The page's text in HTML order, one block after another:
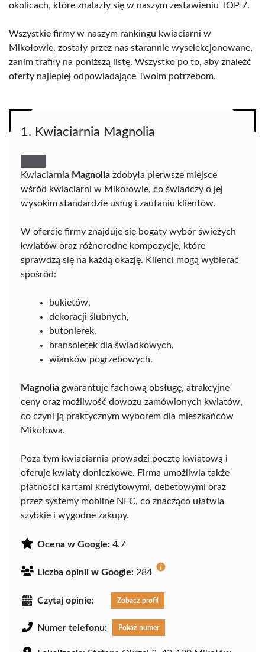
okolicach, które znalazły się w naszym zestawieniu TOP 7.
Wszystkie firmy w naszym rankingu kwiaciarni w
Mikołowie, zostały przez nas starannie wyselekcjonowane,
zanim trafiły na poniższą listę. Wszystko po to, aby znaleźć
oferty najlepiej odpowiadające Twoim potrzebom.
1. Kwiaciarnia Magnolia
Kwiaciarnia Magnolia zdobyła pierwsze miejsce
wśród kwiaciarni w Mikołowie, co świadczy o jej
wysokim standardzie usług i zaufaniu klientów.
W ofercie firmy znajduje się bogaty wybór świeżych
kwiatów oraz różnorodne kompozycje, które
sprawdzą się na każdą okazję. Klienci mogą wybierać
spośród:
bukietów,
dekoracji ślubnych,
butonierek,
bransoletek dla świadkowych,
wianków pogrzebowych.
Magnolia gwarantuje fachową obsługę, atrakcyjne
ceny oraz możliwość dowozu zamówionych kwiatów,
co czyni ją praktycznym wyborem dla mieszkańców
Mikołowa.
Poza tym kwiaciarnia prowadzi pocztę kwiatową i
oferuje kwiaty doniczkowe. Firma umożliwia także
płatności kartami kredytowymi, debetowymi oraz
przez systemy mobilne NFC, co znacząco ułatwia
szybkie i wygodne zakupy.
Ocena w Google: 4.7
Liczba opinii w Google: 284
Czytaj opinie: Zobacz profil
Numer telefonu: Pokaż numer